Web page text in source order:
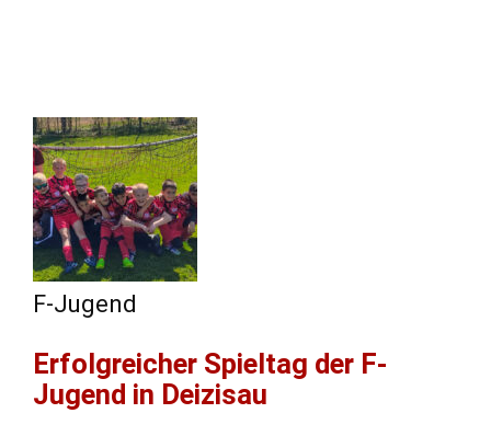
F-Jugend
​Erfolgreicher Spieltag der F-
Jugend in Deizisau